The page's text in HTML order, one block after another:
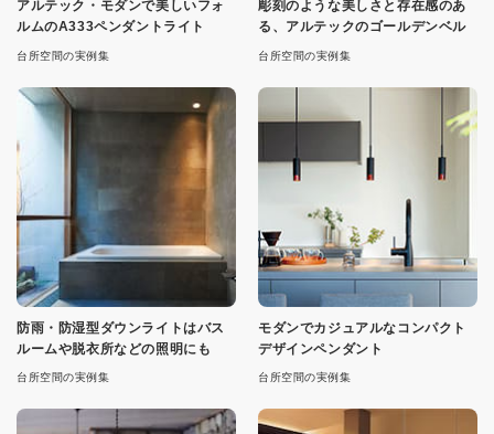
アルテック・モダンで美しいフォ
ルムのA333ペンダントライト
台所空間の実例集
彫刻のような美しさと存在感のあ
る、アルテックのゴールデンベル
台所空間の実例集
防雨・防湿型ダウンライトはバス
ルームや脱衣所などの照明にも
台所空間の実例集
モダンでカジュアルなコンパクト
デザインペンダント
台所空間の実例集